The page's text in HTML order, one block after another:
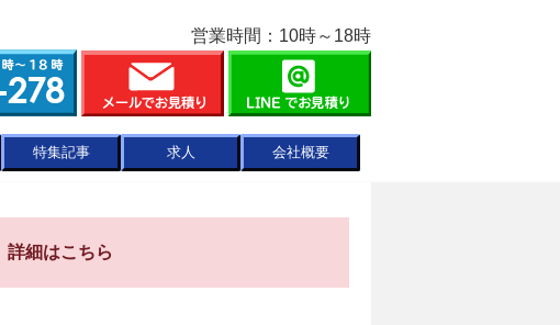
営業時間：10時～18時
特集記事 求人 会社概要
詳細はこちら